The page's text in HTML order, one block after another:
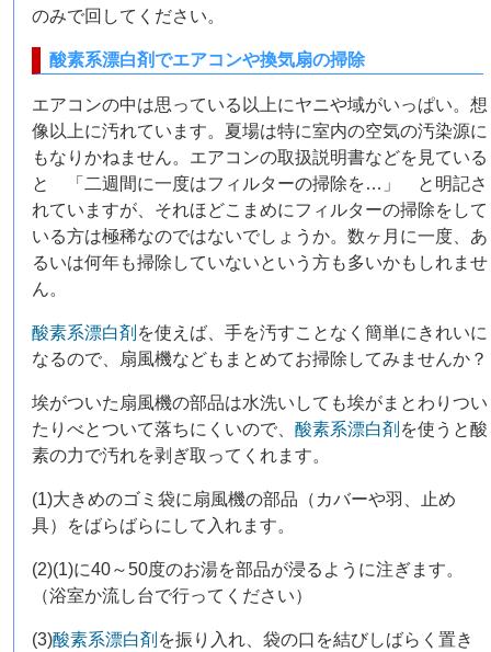
のみで回してください。
酸素系漂白剤でエアコンや換気扇の掃除
エアコンの中は思っている以上にヤニや域がいっぱい。想
像以上に汚れています。夏場は特に室内の空気の汚染源に
もなりかねません。エアコンの取扱説明書などを見ている
と 「二週間に一度はフィルターの掃除を…」 と明記さ
れていますが、それほどこまめにフィルターの掃除をして
いる方は極稀なのではないでしょうか。数ヶ月に一度、あ
るいは何年も掃除していないという方も多いかもしれませ
ん。
酸素系漂白剤 を使えば、手を汚すことなく簡単にきれいに
なるので、扇風機などもまとめてお掃除してみませんか？
埃がついた扇風機の部品は水洗いしても埃がまとわりつい
たりべとついて落ちにくいので、酸素系漂白剤 を使うと酸
素の力で汚れを剥ぎ取ってくれます。
(1)大きめのゴミ袋に扇風機の部品（カバーや羽、止め
具）をばらばらにして入れます。
(2)(1)に40～50度のお湯を部品が浸るように注ぎます。
（浴室か流し台で行ってください）
(3)酸素系漂白剤 を振り入れ、袋の口を結びしばらく置き